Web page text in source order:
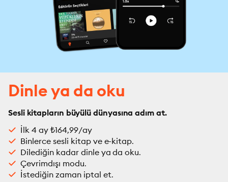
Dinle ya da oku
Sesli kitapların büyülü dünyasına adım at.
İlk 4 ay ₺164,99/ay
Binlerce sesli kitap ve e-kitap.
Dilediğin kadar dinle ya da oku.
Çevrimdışı modu.
İstediğin zaman iptal et.